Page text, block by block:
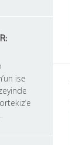
ise